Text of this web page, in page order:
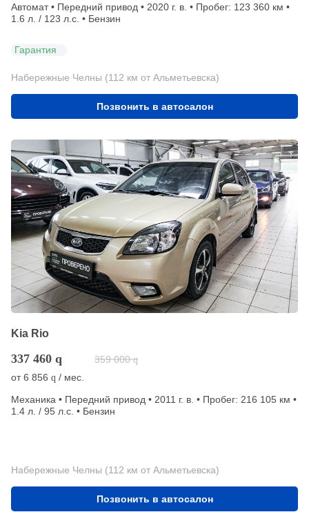
Автомат • Передний привод • 2020 г. в. • Пробег: 123 360 км •
1.6 л. / 123 л.с. • Бензин
Гарантия
Набережные Челны (112 км от Альметьевска)
Позвонить в автосалон
Kia Rio
337 460 q 359 000 q
от6 856 q / мес.
Механика • Передний привод • 2011 г. в. • Пробег: 216 105 км •
1.4 л. / 95 л.с. • Бензин
Набережные Челны (112 км от Альметьевска)
Позвонить в автосалон